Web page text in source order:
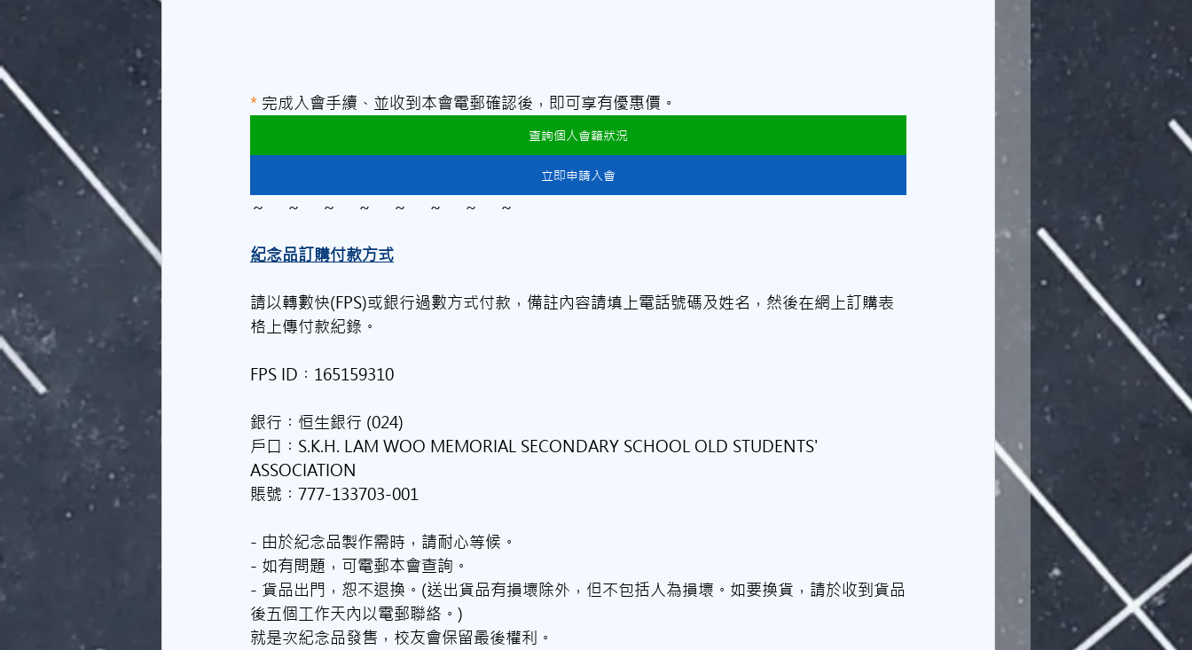
* 完成入會手續、並收到本會電郵確認後，即可享有優惠價。
查詢個人會籍狀況
立即申請入會
紀念品訂購付款方式
請以轉數快(FPS)或銀行過數方式付款，備註內容請填上電話號碼及姓名，然後在網上訂購表
格上傳付款紀錄。
FPS ID︰165159310
銀行︰恒生銀行 (024)
戶口︰S.K.H. LAM WOO MEMORIAL SECONDARY SCHOOL OLD STUDENTS'
ASSOCIATION
賬號︰777-133703-001
- 由於紀念品製作需時，請耐心等候。
- 如有問題，可電郵本會查詢。
- 貨品出門，恕不退換。(送出貨品有損壞除外，但不包括人為損壞。如要換貨，請於收到貨品
後五個工作天內以電郵聯絡。)
就是次紀念品發售，校友會保留最後權利。